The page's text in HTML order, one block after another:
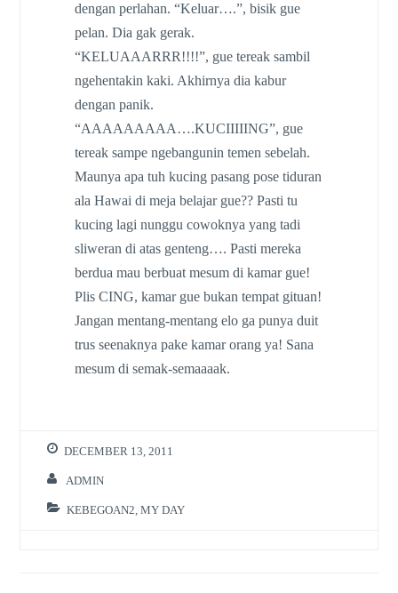
dengan perlahan. “Keluar….”, bisik gue
pelan. Dia gak gerak.
“KELUAAARRR!!!!”, gue tereak sambil
ngehentakin kaki. Akhirnya dia kabur
dengan panik.
“AAAAAAAAA….KUCIIIIING”, gue
tereak sampe ngebangunin temen sebelah.
Maunya apa tuh kucing pasang pose tiduran
ala Hawai di meja belajar gue?? Pasti tu
kucing lagi nunggu cowoknya yang tadi
sliweran di atas genteng…. Pasti mereka
berdua mau berbuat mesum di kamar gue!
Plis CING, kamar gue bukan tempat gituan!
Jangan mentang-mentang elo ga punya duit
trus seenaknya pake kamar orang ya! Sana
mesum di semak-semaaaak.
DECEMBER 13, 2011
ADMIN
KEBEGOAN2 ,MY DAY